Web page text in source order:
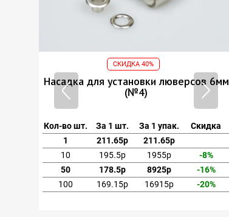
СКИДКА 40%
Насадка для установки люверсов 6мм
(№4)
Кол-во шт. За 1 шт. За 1 упак.
Скидка
1
211.65р
211.65р
10
195.5р 1955р
-8%
50
178.5р 8925р
-16%
100
169.15р 16915р -20%